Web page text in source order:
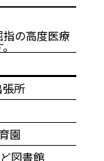
の高度医療
所
園
図書館